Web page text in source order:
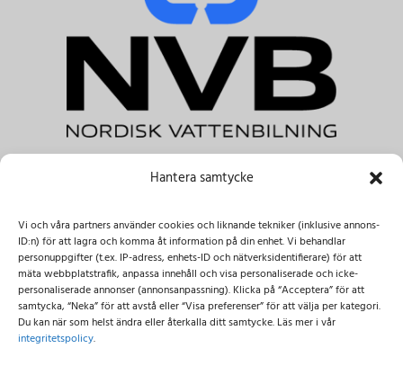
Hantera samtycke
Vi och våra partners använder cookies och liknande tekniker (inklusive annons-
ID:n) för att lagra och komma åt information på din enhet. Vi behandlar
personuppgifter (t.ex. IP-adress, enhets-ID och nätverksidentifierare) för att
mäta webbplatstrafik, anpassa innehåll och visa personaliserade och icke-
personaliserade annonser (annonsanpassning). Klicka på “Acceptera” för att
samtycka, “Neka” för att avstå eller “Visa preferenser” för att välja per kategori.
Du kan när som helst ändra eller återkalla ditt samtycke. Läs mer i vår
integritetspolicy.
NVB Nordisk Vattenbilning AB
E-post:info@nvbab.se
Besöksadress:
Dammliden 3,137 69 Österhaninge
Importgatan 12c, 422 46 Hisings-Backa